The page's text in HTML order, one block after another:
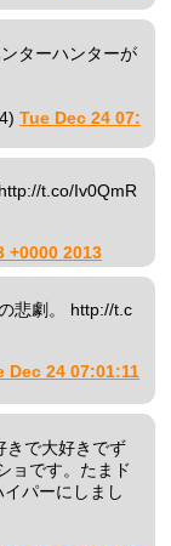
ターハンターが
Tue Dec 24 07:
t.co/Iv0QmR
+0000 2013
悲劇。 http://t.c
Dec 24 07:01:11
きで大好きでず
ョです。たまド
パーにしまし